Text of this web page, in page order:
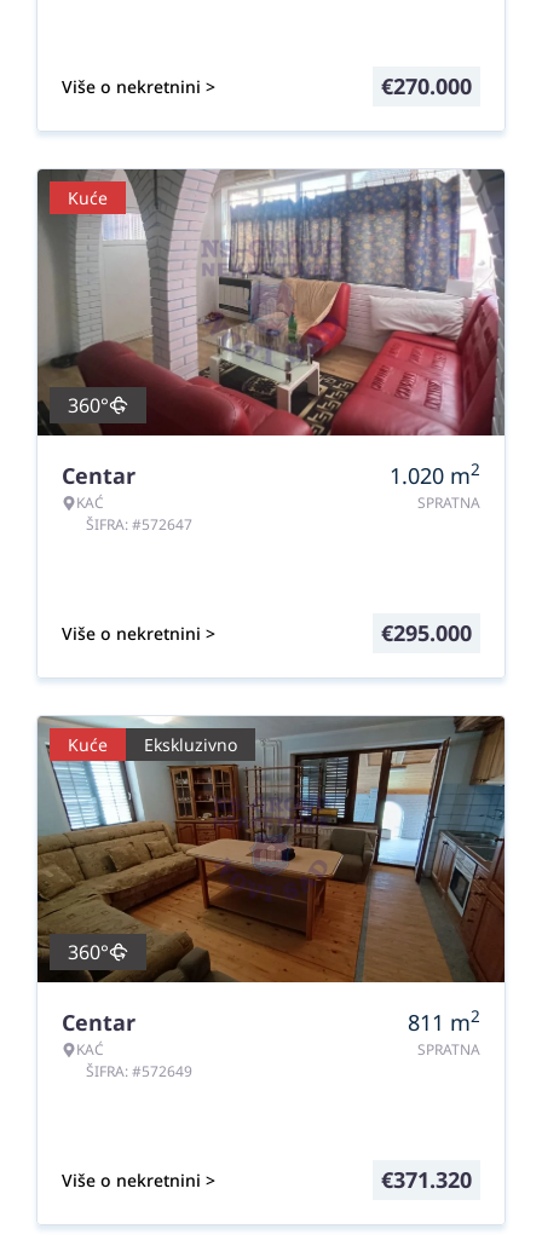
Više o nekretnini > €270.000
Kuće
360°
Centar
KAĆ
ŠIFRA: #572647
1.020 m2
SPRATNA
Više o nekretnini > €295.000
Kuće Ekskluzivno
360°
Centar
KAĆ
ŠIFRA: #572649
811 m2
SPRATNA
Više o nekretnini > €371.320